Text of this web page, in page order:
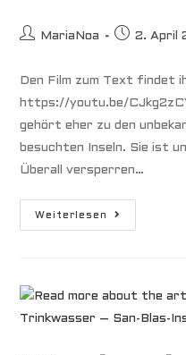
Beitrags-
MariaNoa
Beitrag
2. April
Den Film zum Text findet
https://youtu.be/
gehört eher zu den
besuchten Inseln. Sie ist
Überall versperren…
Weiterlesen
Alein!
Inseln
Panama